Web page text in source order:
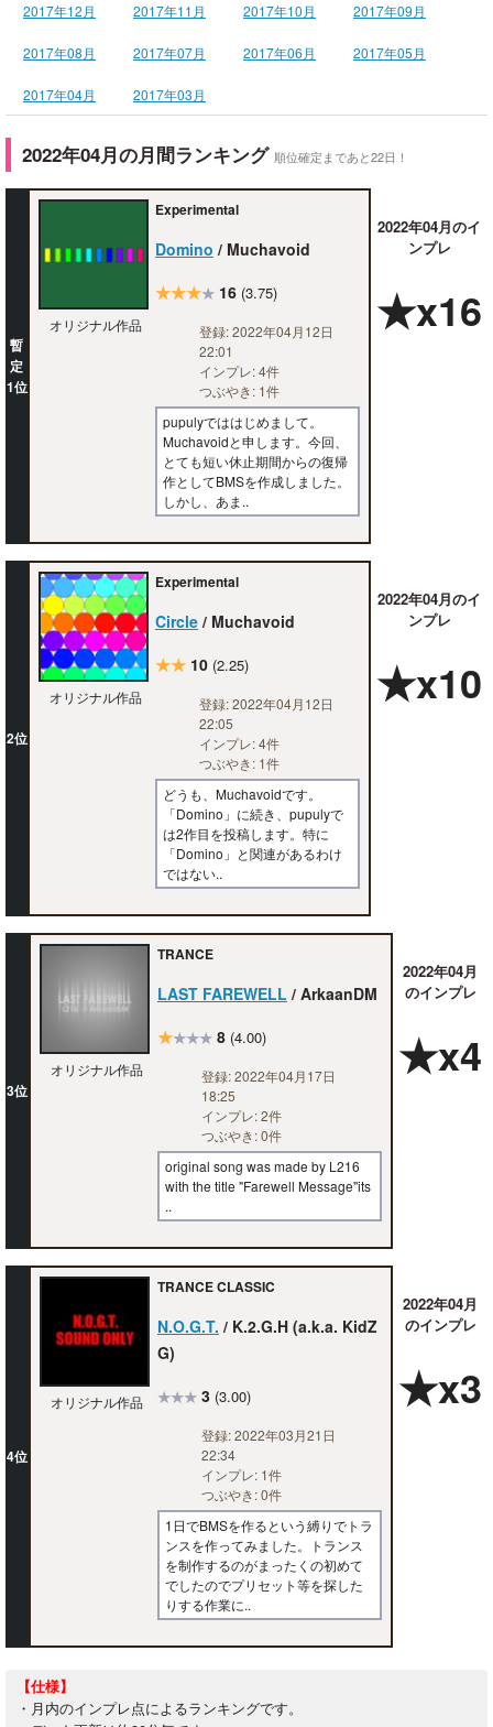
2017年12月 2017年11月 2017年10月 2017年09月
2017年08月 2017年07月 2017年06月 2017年05月
2017年04月 2017年03月
2022年04月の月間ランキング 順位確定まであと22日！
暫
定
1位
オリジナル作品
Experimental
Domino / Muchavoid
★★★★ 16 (3.75)
登録: 2022年04月12日
22:01
インプレ: 4件
つぶやき: 1件
pupulyでははじめまして。
Muchavoidと申します。今回、
とても短い休止期間からの復帰
作としてBMSを作成しました。
しかし、あま..
2022年04月のイ
ンプレ
★x16
2位
オリジナル作品
Experimental
Circle / Muchavoid
★★ 10 (2.25)
登録: 2022年04月12日
22:05
インプレ: 4件
つぶやき: 1件
どうも、Muchavoidです。
「Domino」に続き、pupulyで
は2作目を投稿します。特に
「Domino」と関連があるわけ
ではない..
2022年04月のイ
ンプレ
★x10
3位
オリジナル作品
TRANCE
LAST FAREWELL / ArkaanDM
★★★★ 8 (4.00)
登録: 2022年04月17日
18:25
インプレ: 2件
つぶやき: 0件
original song was made by L216
with the title "Farewell Message"its
..
2022年04月
のインプレ
★x4
4位
オリジナル作品
TRANCE CLASSIC
N.O.G.T. / K.2.G.H (a.k.a. KidZ
G)
★★★ 3 (3.00)
登録: 2022年03月21日
22:34
インプレ: 1件
つぶやき: 0件
1日でBMSを作るという縛りでトラ
ンスを作ってみました。トランス
を制作するのがまったくの初めて
でしたのでプリセット等を探した
りする作業に..
2022年04月
のインプレ
★x3
【仕様】
・月内のインプレ点によるランキングです。